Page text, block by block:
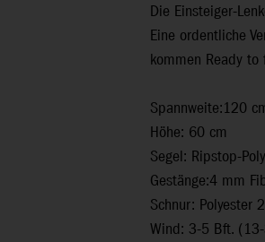
Die Einsteiger-
Eine ordentliche
kommen Ready to
Spannweite:120
Höhe: 60 cm
Segel: Ripstop-
Gestänge:4 mm
Schnur: Polyester
Wind: 3-5 Bft.